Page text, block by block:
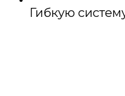
Гибкую